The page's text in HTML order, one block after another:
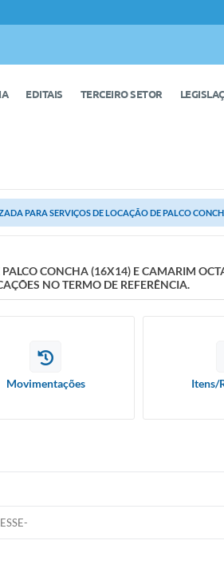
EDITAIS TERCEIRO SETOR
PARA SERVIÇOS DE LOCAÇÃO DE PALCO
CONCHA (16X14) E CAMARIM
NO TERMO DE REFERÊNCIA.
Movimentações Itens/